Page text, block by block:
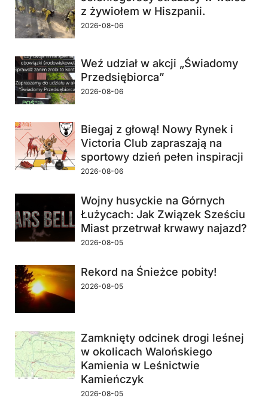
z żywiołem w Hiszpanii.
2026-08-06
Weź udział w akcji „Świadomy
Przedsiębiorca”
2026-08-06
Biegaj z głową! Nowy Rynek i
Victoria Club zapraszają na
sportowy dzień pełen inspiracji
2026-08-06
Wojny husyckie na Górnych
Łużycach: Jak Związek Sześciu
Miast przetrwał krwawy najazd?
2026-08-05
Rekord na Śnieżce pobity!
2026-08-05
Zamknięty odcinek drogi leśnej
w okolicach Walońskiego
Kamienia w Leśnictwie
Kamieńczyk
2026-08-05